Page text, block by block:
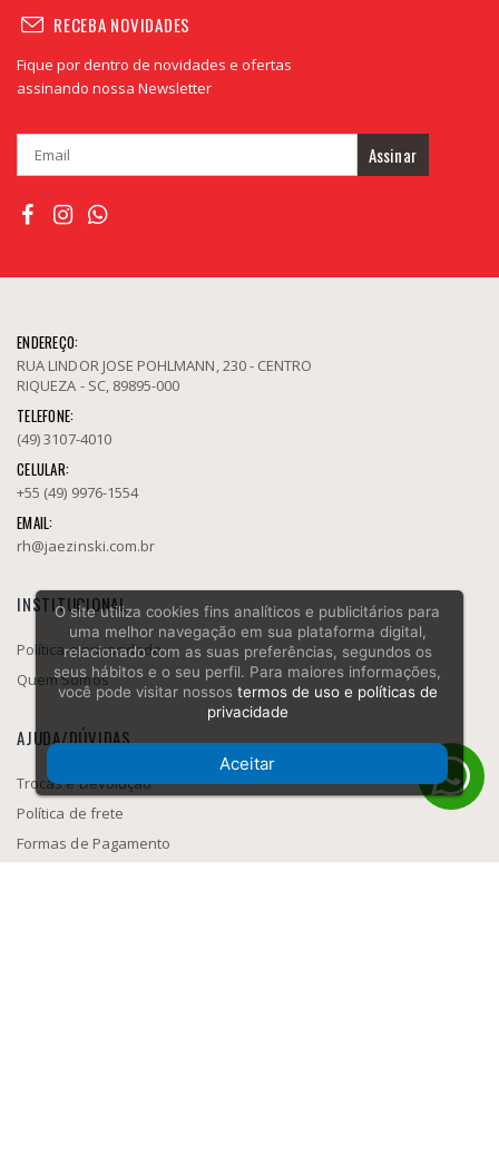
RECEBA NOVIDADES
Fique por dentro de novidades e ofertas
assinando nossa Newsletter
Assinar
ENDEREÇO:
RUA LINDOR JOSE POHLMANN, 230 - CENTRO
RIQUEZA - SC, 89895-000
TELEFONE:
(49) 3107-4010
CELULAR:
+55 (49) 9976-1554
EMAIL:
rh@jaezinski.com.br
INSTITUCIONAL
Política e privacidade
Quem Somos
AJUDA/DÚVIDAS
Trocas e Devolução
Política de frete
Formas de Pagamento
O site utiliza cookies fins analíticos e publicitários para
uma melhor navegação em sua plataforma digital,
relacionado com as suas preferências, segundos os
seus hábitos e o seu perfil. Para maiores informações,
você pode visitar nossos termos de uso e políticas de
privacidade
Aceitar